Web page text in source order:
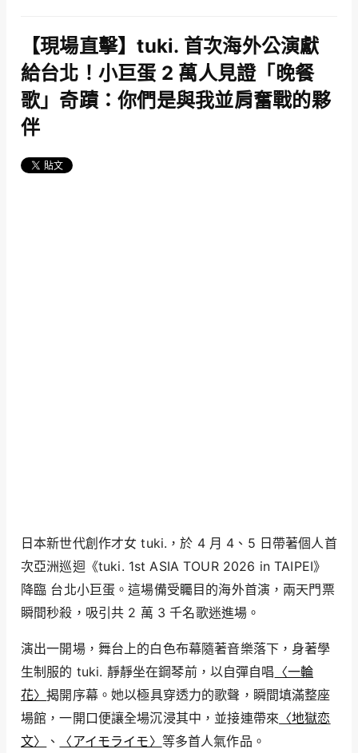
【現場直擊】tuki. 首次海外公演獻
給台北！小巨蛋 2 萬人見證「晚餐
歌」奇蹟：你們是與我並肩奮戰的夥
伴
日本新世代創作才女 tuki.，於 4 月 4、5 日帶著個人首
次亞洲巡迴《tuki. 1st ASIA TOUR 2026 in TAIPEI》
降臨 台北小巨蛋。這場備受矚目的海外首演，兩天門票
瞬間秒殺，吸引共 2 萬 3 千名歌迷進場。
演出一開場，舞台上的白色布幕隨著音樂落下，身著學
生制服的 tuki. 靜靜坐在鋼琴前，以自彈自唱 〈一輪
花〉揭開序幕。她以極具穿透力的歌聲，瞬間填滿整座
場館，一開口便讓全場沉浸其中，並接連帶來 〈地獄恋
文〉
、 〈アイモライモ〉 等多首人氣作品。